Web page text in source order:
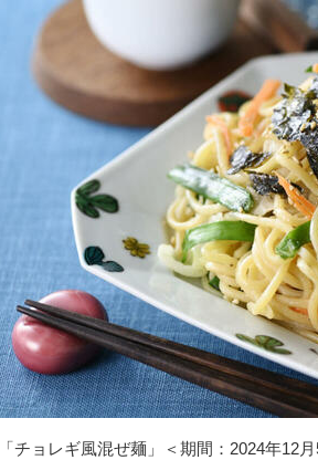
「チョレギ風混ぜ麺」＜期間：2024年12